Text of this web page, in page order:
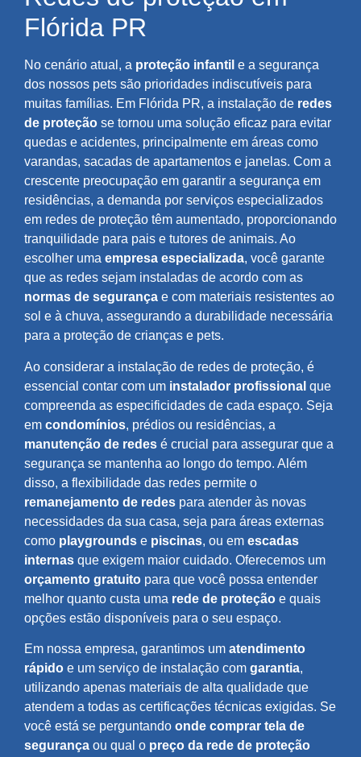
Flórida PR
No cenário atual, a proteção infantil e a segurança
dos nossos pets são prioridades indiscutíveis para
muitas famílias. Em Flórida PR, a instalação de redes
de proteção se tornou uma solução eficaz para evitar
quedas e acidentes, principalmente em áreas como
varandas, sacadas de apartamentos e janelas. Com a
crescente preocupação em garantir a segurança em
residências, a demanda por serviços especializados
em redes de proteção têm aumentado, proporcionando
tranquilidade para pais e tutores de animais. Ao
escolher uma empresa especializada, você garante
que as redes sejam instaladas de acordo com as
normas de segurança e com materiais resistentes ao
sol e à chuva, assegurando a durabilidade necessária
para a proteção de crianças e pets.
Ao considerar a instalação de redes de proteção, é
essencial contar com um instalador profissional que
compreenda as especificidades de cada espaço. Seja
em condomínios, prédios ou residências, a
manutenção de redes é crucial para assegurar que a
segurança se mantenha ao longo do tempo. Além
disso, a flexibilidade das redes permite o
remanejamento de redes para atender às novas
necessidades da sua casa, seja para áreas externas
como playgrounds e piscinas, ou em escadas
internas que exigem maior cuidado. Oferecemos um
orçamento gratuito para que você possa entender
melhor quanto custa uma rede de proteção e quais
opções estão disponíveis para o seu espaço.
Em nossa empresa, garantimos um atendimento
rápido e um serviço de instalação com garantia,
utilizando apenas materiais de alta qualidade que
atendem a todas as certificações técnicas exigidas. Se
você está se perguntando onde comprar tela de
segurança ou qual o preço da rede de proteção